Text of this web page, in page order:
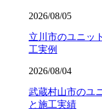
2026/08/05
立川市のユニッ
工実例
2026/08/04
武蔵村山市のユ
と施工実績